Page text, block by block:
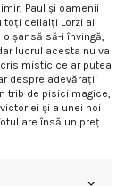
Paul și oamenii
toţi ceilalţi Lorzi ai
șansă să-i învingă,
lucrul acesta nu va
mistic ce ar putea
despre adevăraţii
trib de pisici magice,
și a unei noi
are însă un preţ.